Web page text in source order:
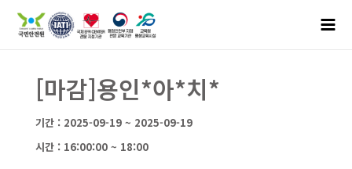
[마감]용인*아*치*
기간 : 2025-09-19 ~ 2025-09-19
시간 : 16:00:00 ~ 18:00